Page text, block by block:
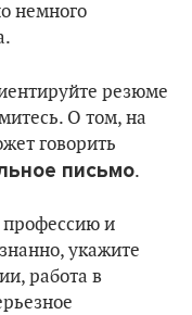
немного
резюме
О том, на
говорить
письмо.
и
укажите
работа в